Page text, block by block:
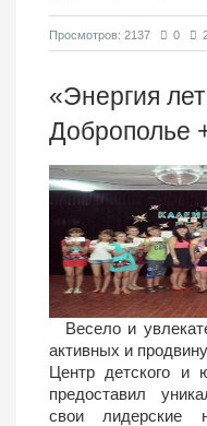
Просмотров: 2137 0
«Энергия
Доброполье
Весело и
активных и
Центр детского и
предоставил
свои